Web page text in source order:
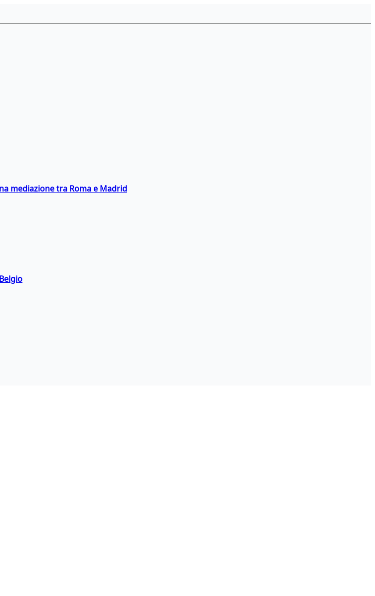
mediazione tra Roma e Madrid